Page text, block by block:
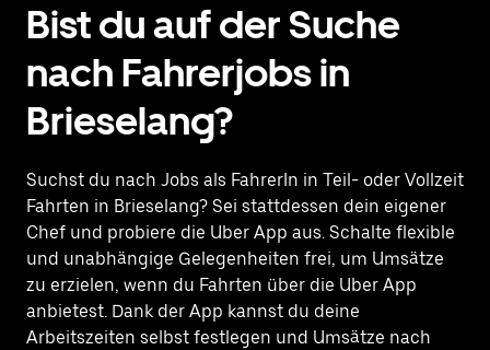
Bist du auf der Suche
nach Fahrerjobs in
Brieselang?
Suchst du nach Jobs als FahrerIn in Teil- oder Vollzeit
Fahrten in Brieselang? Sei stattdessen dein eigener
Chef und probiere die Uber App aus. Schalte flexible
und unabhängige Gelegenheiten frei, um Umsätze
zu erzielen, wenn du Fahrten über die Uber App
anbietest. Dank der App kannst du deine
Arbeitszeiten selbst festlegen und Umsätze nach